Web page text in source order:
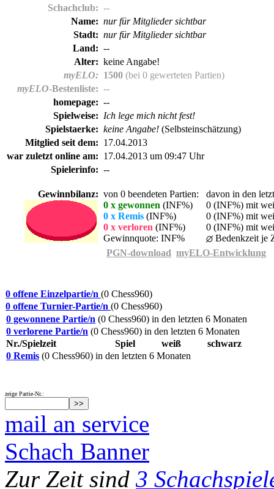
Schachclub: --
Name: nur für Mitglieder sichtbar
Stadt: nur für Mitglieder sichtbar
Land: --
Alter: keine Angabe!
myELO: 1500 (bei 0 gewerteten Partien)
myELO-Bestenliste: --
homepage: --
Spielweise: Ich lege mich nicht fest!
Spielstaerke: keine Angabe! (Selbsteinschätzung)
Mitglied seit dem: 17.04.2013
war zuletzt online am: 17.04.2013 um 09:47 Uhr
Spielerinfo: --
Gewinnbilanz: von 0 beendeten Partien: davon in den
0 x gewonnen (INF%)
0 (INF%) mit
0 x Remis (INF%)
0 (INF%) mit
0 x verloren (INF%)
0 (INF%) mit
Gewinnquote: INF%
Bedenkzeit je
PGN-download myELO-Entwicklung
0 offene Einzelpartie/n (0 Chess960)
0 offene Turnier-Partie/n (0 Chess960)
0 gewonnene Partie/n (0 Chess960) in den letzten 6 Monaten
0 verlorene Partie/n (0 Chess960) in den letzten 6 Monaten
Nr./Spielzeit
Spiel weiß
schwarz
0 Remis (0 Chess960) in den letzten 6 Monaten
zeige Partie-Nr.:
mail an service
Schach Banner
Zur Zeit sind 3